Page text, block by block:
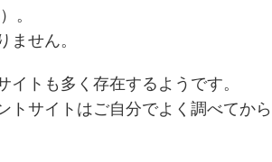
。
ません。
トも多く存在するようです。
トサイトはご自分でよく調べてか